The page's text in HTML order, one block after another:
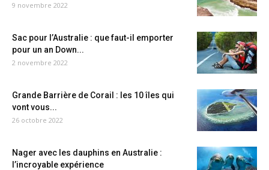
9 novembre 2022
Sac pour l’Australie : que faut-il emporter
pour un an Down...
2 novembre 2022
Grande Barrière de Corail : les 10 îles qui
vont vous...
26 octobre 2022
Nager avec les dauphins en Australie :
l’incroyable expérience